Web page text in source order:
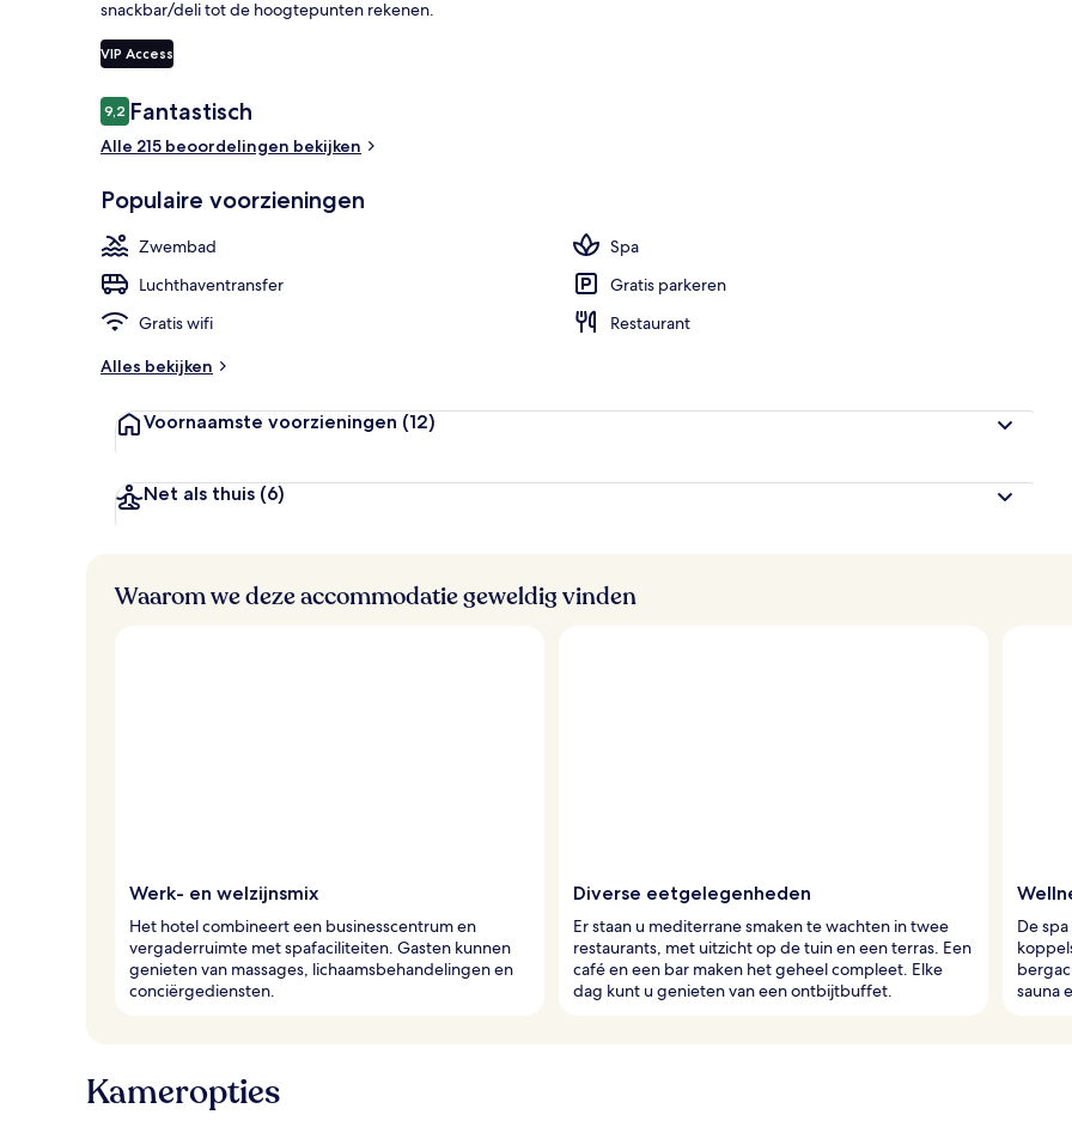
snackbar/deli tot de hoogtepunten rekenen.
VIP Access
Beoordelingen
9,29,2 op 10 –
Fantastisch
Alle 215 beoordelingen bekijken
Populaire voorzieningen
Zwembad
Spa
Luchthaventransfer
Gratis parkeren
Gratis wifi
Restaurant
Alles bekijken
Voornaamste voorzieningen (12)
Net als thuis (6)
Waarom we deze accommodatie geweldig vinden
Werk- en welzijnsmix
Het hotel combineert een businesscentrum en
vergaderruimte met spafaciliteiten. Gasten kunnen
genieten van massages, lichaamsbehandelingen en
conciërgediensten.
Diverse eetgelegenheden
Er staan u mediterrane smaken te wachten in twee
restaurants, met uitzicht op de tuin en een terras. Een
café en een bar maken het geheel compleet. Elke
dag kunt u genieten van een ontbijtbuffet.
De
sauna
Kameropties